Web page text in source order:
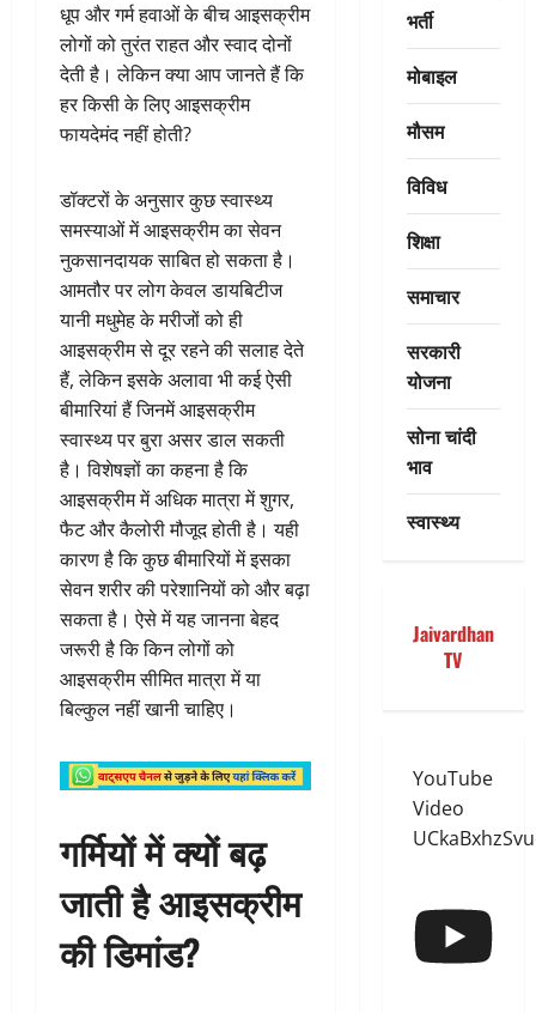
धूप और गर्म हवाओं के बीच आइसक्रीम
लोगों को तुरंत राहत और स्वाद दोनों
देती है। लेकिन क्या आप जानते हैं कि
हर किसी के लिए आइसक्रीम
फायदेमंद नहीं होती?
डॉक्टरों के अनुसार कुछ स्वास्थ्य
समस्याओं में आइसक्रीम का सेवन
नुकसानदायक साबित हो सकता है।
आमतौर पर लोग केवल डायबिटीज
यानी मधुमेह के मरीजों को ही
आइसक्रीम से दूर रहने की सलाह देते
हैं, लेकिन इसके अलावा भी कई ऐसी
बीमारियां हैं जिनमें आइसक्रीम
स्वास्थ्य पर बुरा असर डाल सकती
है। विशेषज्ञों का कहना है कि
आइसक्रीम में अधिक मात्रा में शुगर,
फैट और कैलोरी मौजूद होती है। यही
कारण है कि कुछ बीमारियों में इसका
सेवन शरीर की परेशानियों को और बढ़ा
सकता है। ऐसे में यह जानना बेहद
जरूरी है कि किन लोगों को
आइसक्रीम सीमित मात्रा में या
बिल्कुल नहीं खानी चाहिए।
गर्मियों में क्यों बढ़
जाती है आइसक्रीम
की डिमांड?
भर्ती
मोबाइल
मौसम
विविध
शिक्षा
समाचार
सरकारी
योजना
सोना चांदी
भाव
स्वास्थ्य
Jaivardhan
TV
YouTube
Video